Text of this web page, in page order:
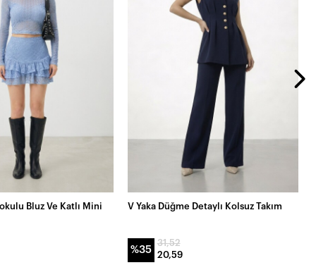
Bluz Ve Katlı Mini
V Yaka Düğme Detaylı Kolsuz Takım
%35
31,52
20,59